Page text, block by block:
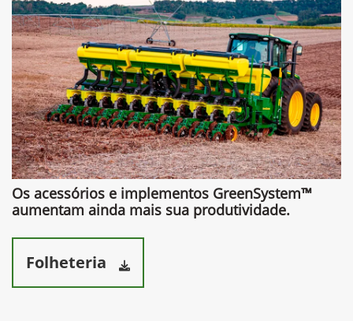
Os acessórios e implementos GreenSystem™
aumentam ainda mais sua produtividade.​
Folheteria